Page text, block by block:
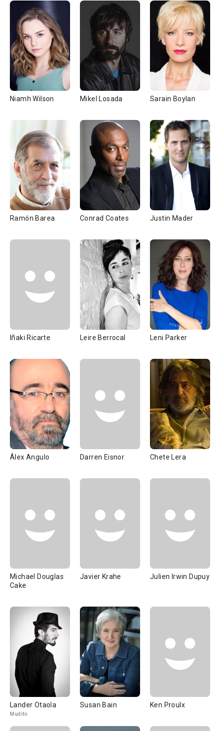
Niamh Wilson Mikel Losada Sarain Boylan
Ramón Barea Conrad Coates Justin Mader
Iñaki Ricarte Leire Berrocal Leni Parker
Álex Angulo Darren Eisnor Chete Lera
Michael Douglas
Cake
Javier Krahe Julien Irwin Dupuy
Lander Otaola
Mudito
Susan Bain Ken Proulx